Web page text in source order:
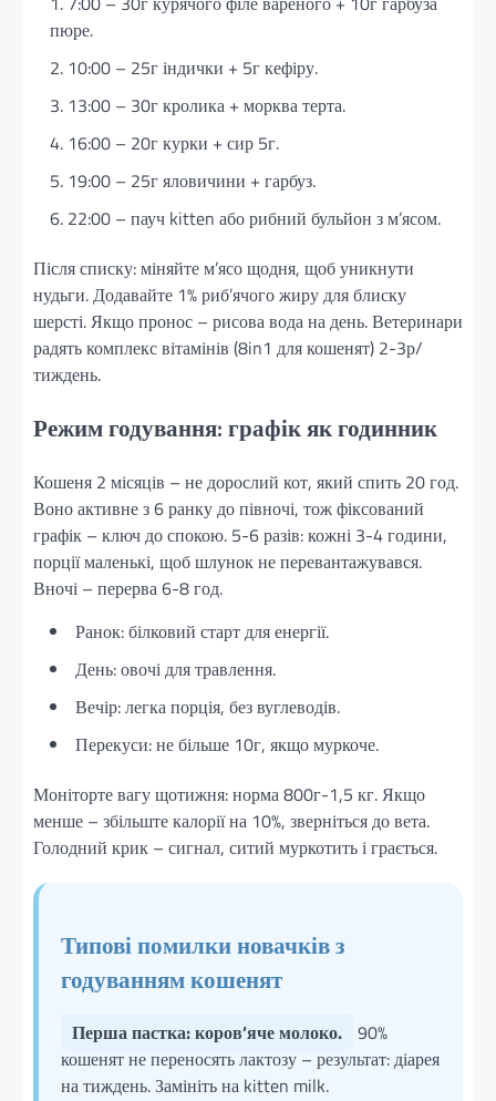
пюре.
10:00 – 25г індички + 5г кефіру.
13:00 – 30г кролика + морква терта.
16:00 – 20г курки + сир 5г.
19:00 – 25г яловичини + гарбуз.
22:00 – пауч kitten або рибний бульйон з м’ясом.
Після списку: міняйте м’ясо щодня, щоб уникнути
нудьги. Додавайте 1% риб’ячого жиру для блиску
шерсті. Якщо пронос – рисова вода на день. Ветеринари
радять комплекс вітамінів (8in1 для кошенят) 2-3р/
тиждень.
Режим годування: графік як годинник
Кошеня 2 місяців – не дорослий кот, який спить 20 год.
Воно активне з 6 ранку до півночі, тож фіксований
графік – ключ до спокою. 5-6 разів: кожні 3-4 години,
порції маленькі, щоб шлунок не перевантажувався.
Вночі – перерва 6-8 год.
Ранок: білковий старт для енергії.
День: овочі для травлення.
Вечір: легка порція, без вуглеводів.
Перекуси: не більше 10г, якщо муркоче.
Моніторте вагу щотижня: норма 800г-1,5 кг. Якщо
менше – збільште калорії на 10%, зверніться до вета.
Голодний крик – сигнал, ситий муркотить і грається.
Типові помилки новачків з
годуванням кошенят
Перша пастка: коров’яче молоко. 90%
кошенят не переносять лактозу – результат: діарея
на тиждень. Замініть на kitten milk.